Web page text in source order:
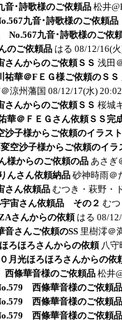
･詩歌様のご依頼品 松井
九音･詩歌様のご依頼品
No.567九音･詩歌様のご依頼
のご依頼品 はる 08/12/16(
んからのご依頼ＳＳ 浅田
華＠FＥＧ様ご依頼のＳＳ
涼州藩国 08/12/17(水) 20:02
んからのご依頼ＳＳ 桜城
華＠ＦＥＧさん依頼ＳＳ完
子様からご依頼のイラスト
空沙子様からご依頼のイラ
様からのご依頼の品 あさぎ
んさん依頼納品 砂神時雨＠
さん依頼品むつき・萩野・
宙さん依頼品 その２ む
さんからの依頼 はる 08/
さんご依頼のSS 里樹澪＠
ろほろさんからの依頼 八守
月光ほろほろさんからの依
條華音様のご依頼品 松井
西條華音様のご依頼品
西條華音様のご依頼品
西條華音様のご依頼品